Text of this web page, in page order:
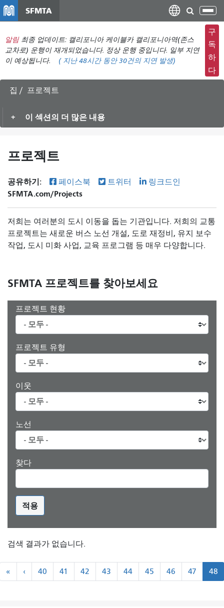
텐
츠
로
건
SFMTA
탐
색
메
뉴
전
환
알림 최종 업데이트: 캘리포니아 케이블카 캘리포니아역(존스
교차로) 운행이 재개되었습니다. 정상 운행 중입니다. 일부 지연
이 예상됩니다.
( 지난 48시간 동안30건의 지연 발생)
구
독
하
다
집 프로젝트
이 섹션의 더 많은 내용
프로젝트
공유하기: 페이스북 트위터 링크드인
SFMTA.com/Projects
저희는 여러분의 도시 이동을 돕는 기관입니다. 저희의 교통
프로젝트는 새로운 버스 노선 개설, 도로 재정비, 유지 보수
작업, 도시 미화 사업, 교육 프로그램 등 매우 다양합니다.
SFMTA 프로젝트를 찾아보세요
프로젝트 현황
프로젝트 유형
이웃
노선
찾다
적용
검색 결과가 없습니다.
쪽
수
«
처
‹``
이
40 41 42 43 44 45 46 47 48